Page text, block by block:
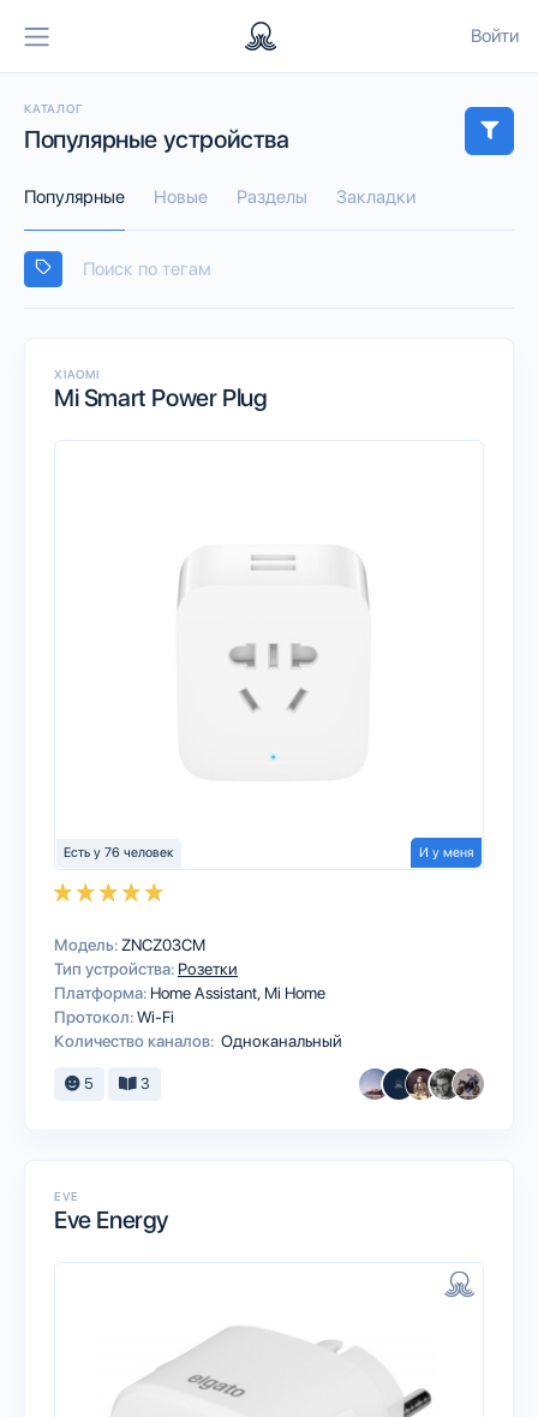
Войти
КАТАЛОГ
Популярные устройства
Популярные Новые Разделы Закладки
XIAOMI
Mi Smart Power Plug
Есть у 76 человек И у меня
Модель: ZNCZ03CM
Тип устройства: Розетки
Платформа: Home Assistant Mi Home
Протокол:Wi-Fi
Количество каналов: Одноканальный
5 3
EVE
Eve Energy